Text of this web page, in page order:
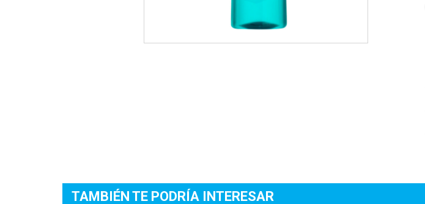
TAMBIÉN TE PODRÍA INTERESAR